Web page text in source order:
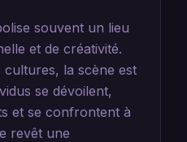
souvent un lieu
et de créativité.
cultures, la scène est
se dévoilent,
et se confrontent à
revêt une